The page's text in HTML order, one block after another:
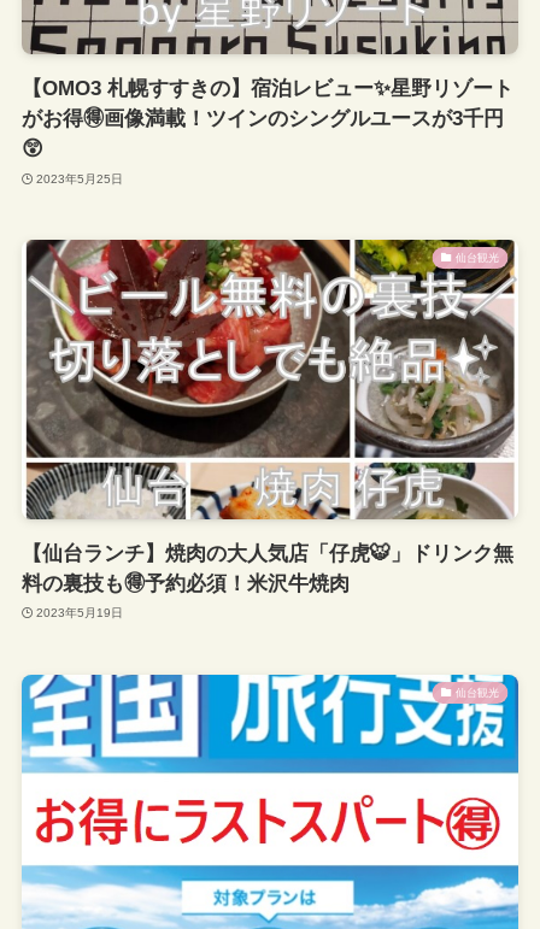
【OMO3 札幌すすきの】宿泊レビュー✨星野リゾート
がお得🉐画像満載！ツインのシングルユースが3千円
😲
2023年5月25日
仙台観光
【仙台ランチ】焼肉の大人気店「仔虎🐯」ドリンク無
料の裏技も🉐予約必須！米沢牛焼肉
2023年5月19日
仙台観光